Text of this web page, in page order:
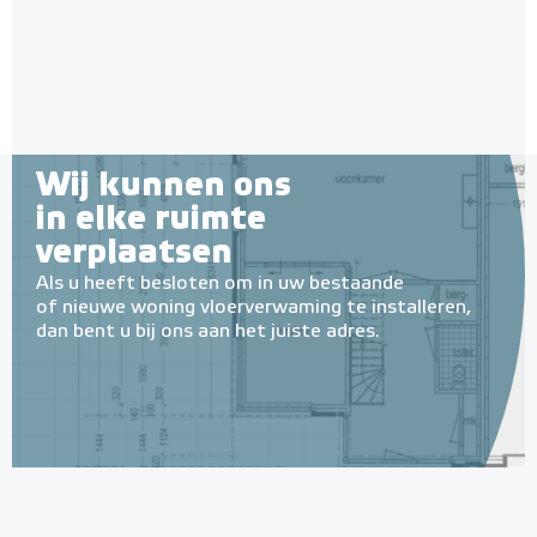
Wij kunnen ons
in elke ruimte
verplaatsen
Als u heeft besloten om in uw bestaande
of nieuwe woning vloerverwaming te installeren,
dan bent u bij ons aan het juiste adres.